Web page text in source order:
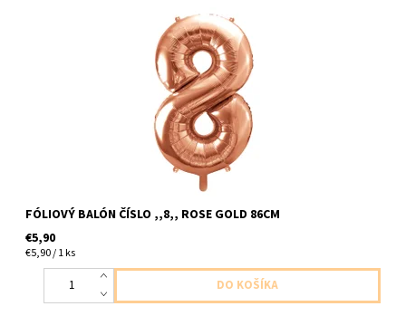
foliovy balon cislo ,,8,, ruzovo zlata 1ks v baleni velkost cca 86cm
FÓLIOVÝ BALÓN ČÍSLO ,,8,, ROSE GOLD 86CM
€5,90
€5,90 / 1 ks